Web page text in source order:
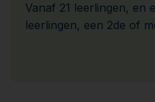
Vanaf 21 leerlingen, en
leerlingen, een 2de of